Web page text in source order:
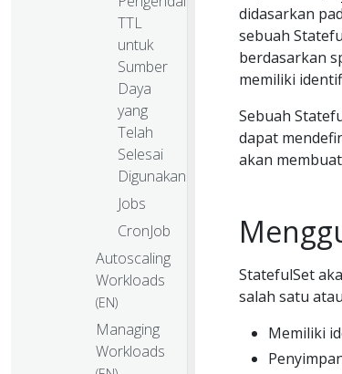
TTL
untuk
Sumber
Daya
yang
Telah
Selesai
Digunakan
Jobs
CronJob
Autoscaling
Workloads
(EN)
Managing
Workloads
didasarkan
sebuah
berdasarkan
memiliki
Sebuah
dapat
akan
StatefulSet
salah satu
Memiliki